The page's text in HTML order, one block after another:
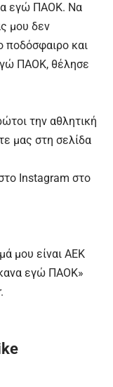
εγώ ΠΑΟΚ. Να
μου δεν
ποδόσφαιρο και
ΠΑΟΚ, θέλησε
την αθλητική
μας στη σελίδα
Instagram στο
μου είναι ΑΕΚ
εγώ ΠΑΟΚ»
.